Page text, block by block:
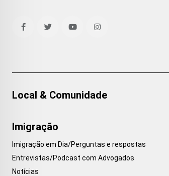
Local & Comunidade
Imigração
Imigração em Dia/Perguntas e respostas
Entrevistas/Podcast com Advogados
Notícias